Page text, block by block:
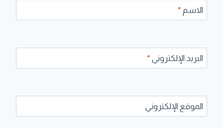
الاسم *
البريد الإلكتروني *
الموقع الإلكتروني